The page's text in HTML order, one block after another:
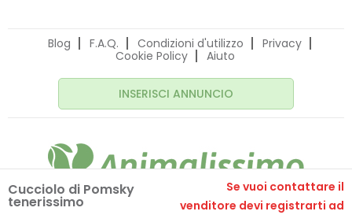
Cucciolo di Pomsky
tenerissimo
Se vuoi contattare il
venditore devi registrarti ad
Blog F.A.Q. Condizioni d'utilizzo
Privacy
Cookie Policy
Aiuto
INSERISCI ANNUNCIO
© 2020 Animalissimo.it - P.IVA 04582550275